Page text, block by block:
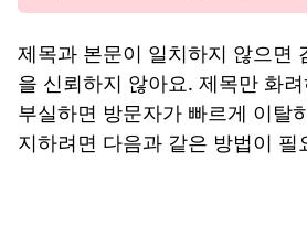
제목과 본문이 일치하지 않으면
을 신뢰하지 않아요. 제목만 화
부실하면 방문자가 빠르게 이탈
지하려면 다음과 같은 방법이 필